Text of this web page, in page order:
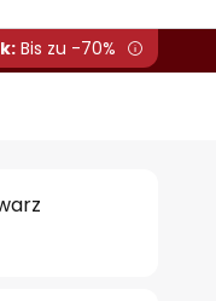
Bis zu -70%